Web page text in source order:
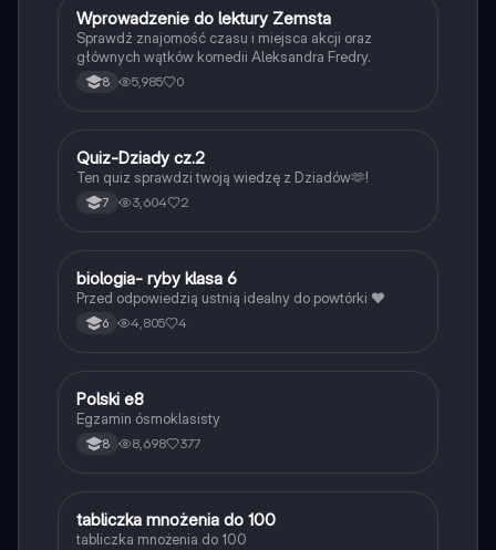
WJęzyk polski
Wprowadzenie do lektury Zemsta
Sprawdź znajomość czasu i miejsca akcji oraz
głównych wątków komedii Aleksandra Fredry.
8 5,985 0
QJęzyk polski
Quiz-Dziady cz.2
Ten quiz sprawdzi twoją wiedzę z Dziadów🫶!
7 3,604 2
BBiologia
biologia- ryby klasa 6
Przed odpowiedzią ustnią idealny do powtórki ❤️
6 4,805 4
Język polski
Polski e8
Egzamin ósmoklasisty
8 8,698 377
TMatematyka
tabliczka mnożenia do 100
tabliczka mnożenia do 100